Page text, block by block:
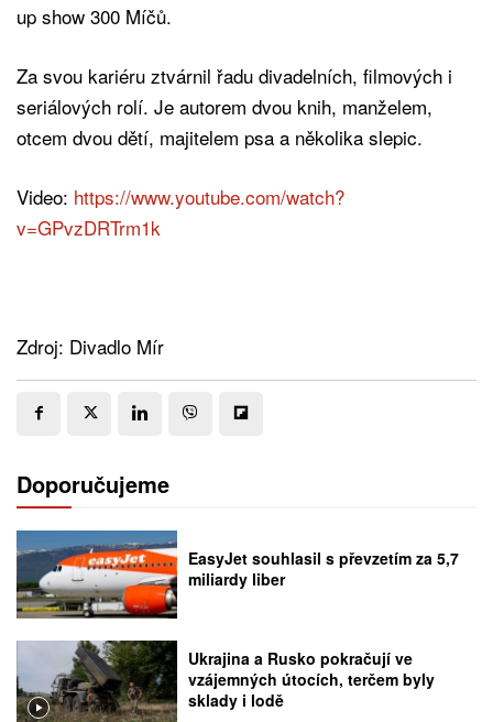
up show 300 Míčů.
Za svou kariéru ztvárnil řadu divadelních, filmových i
seriálových rolí. Je autorem dvou knih, manželem,
otcem dvou dětí, majitelem psa a několika slepic.
Video: https://www.youtube.com/watch?
v=GPvzDRTrm1k
Zdroj: Divadlo Mír
Doporučujeme
EasyJet souhlasil s převzetím za 5,7
miliardy liber
Ukrajina a Rusko pokračují ve
vzájemných útocích, terčem byly
sklady i lodě